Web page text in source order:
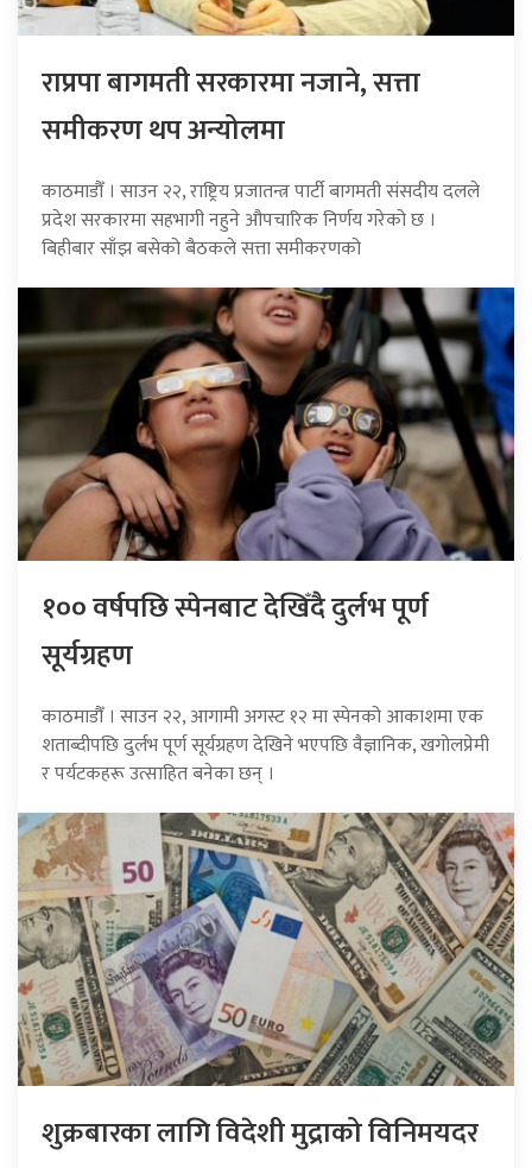
राप्रपा बागमती सरकारमा नजाने, सत्ता
समीकरण थप अन्योलमा
काठमाडौँ । साउन २२, राष्ट्रिय प्रजातन्त्र पार्टी बागमती संसदीय दलले
प्रदेश सरकारमा सहभागी नहुने औपचारिक निर्णय गरेको छ ।
बिहीबार साँझ बसेको बैठकले सत्ता समीकरणको
१०० वर्षपछि स्पेनबाट देखिँदै दुर्लभ पूर्ण
सूर्यग्रहण
काठमाडौँ । साउन २२, आगामी अगस्ट १२ मा स्पेनको आकाशमा एक
शताब्दीपछि दुर्लभ पूर्ण सूर्यग्रहण देखिने भएपछि वैज्ञानिक, खगोलप्रेमी
र पर्यटकहरू उत्साहित बनेका छन् ।
शुक्रबारका लागि विदेशी मुद्राको विनिमयदर